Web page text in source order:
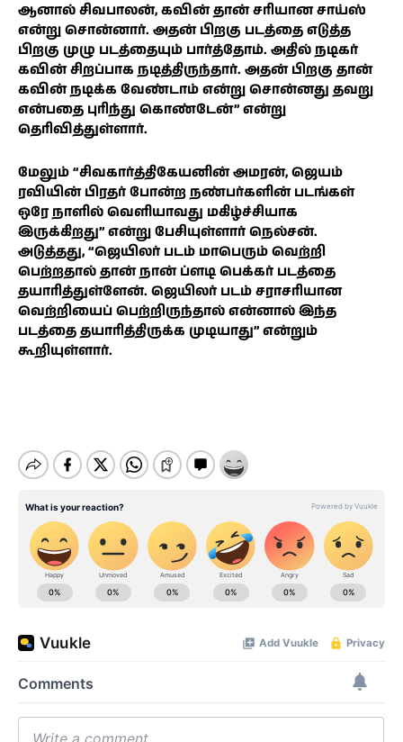
ஆனால் சிவபாலன், கவின் தான் சரியான சாய்ஸ்
என்று சொன்னார். அதன் பிறகு படத்தை எடுத்த
பிறகு முழு படத்தையும் பார்த்தோம். அதில் நடிகர்
கவின் சிறப்பாக நடித்திருந்தார். அதன் பிறகு தான்
கவின் நடிக்க வேண்டாம் என்று சொன்னது தவறு
என்பதை புரிந்து கொண்டேன்” என்று
தெரிவித்துள்ளார்.
மேலும் “சிவகார்த்திகேயனின் அமரன், ஜெயம்
ரவியின் பிரதர் போன்ற நண்பர்களின் படங்கள்
ஒரே நாளில் வெளியாவது மகிழ்ச்சியாக
இருக்கிறது” என்று பேசியுள்ளார் நெல்சன்.
அடுத்தது, “ஜெயிலர் படம் மாபெரும் வெற்றி
பெற்றதால் தான் நான் ப்ளடி பெக்கர் படத்தை
தயாரித்துள்ளேன். ஜெயிலர் படம் சராசரியான
வெற்றியைப் பெற்றிருந்தால் என்னால் இந்த
படத்தை தயாரித்திருக்க முடியாது” என்றும்
கூறியுள்ளார்.